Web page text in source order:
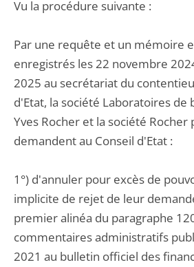
Vu la procédure suivante :
Par une requête et un mémoire
enregistrés les 22 novembre
2025 au secrétariat du
d'Etat, la société Laboratoires de
Yves Rocher et la société Rocher
demandent au Conseil d'Etat :
1°) d'annuler pour excès de
implicite de rejet de leur
premier alinéa du paragraphe
commentaires administratifs
2021 au bulletin officiel des